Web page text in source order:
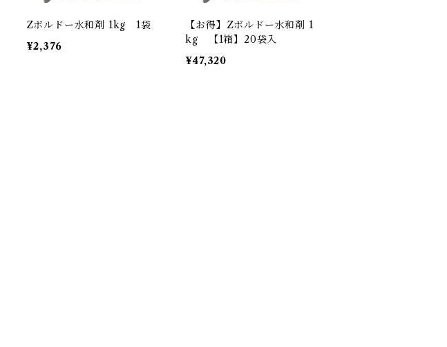
Zボルドー水和剤 1kg 1袋
¥2,376
【お得】Zボルドー水和剤 1
kg 【1箱】20袋入
¥47,320